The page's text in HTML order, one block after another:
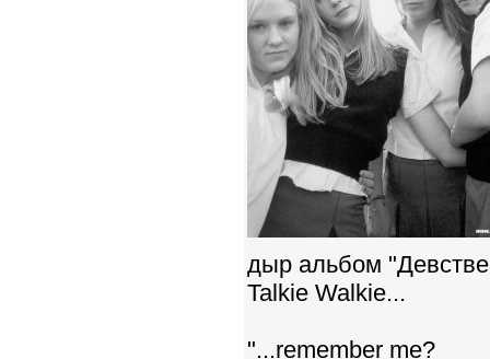
дыр альбом
Talkie Walkie...
"...remember me?